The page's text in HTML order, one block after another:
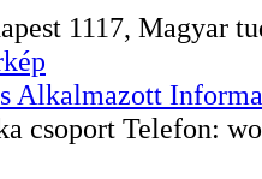
1117, Magyar
Alkalmazott
csoport Telefon: